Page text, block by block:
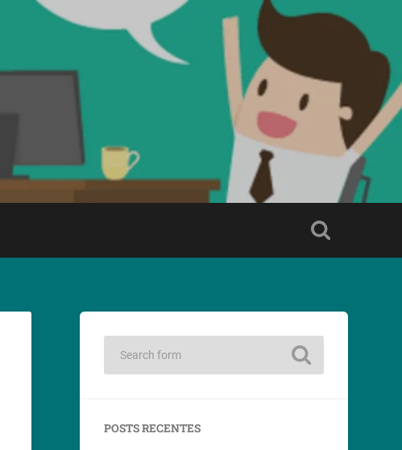
POSTS RECENTES